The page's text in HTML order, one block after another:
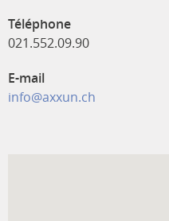
Téléphone
021.552.09.90
E-mail
info@axxun.ch